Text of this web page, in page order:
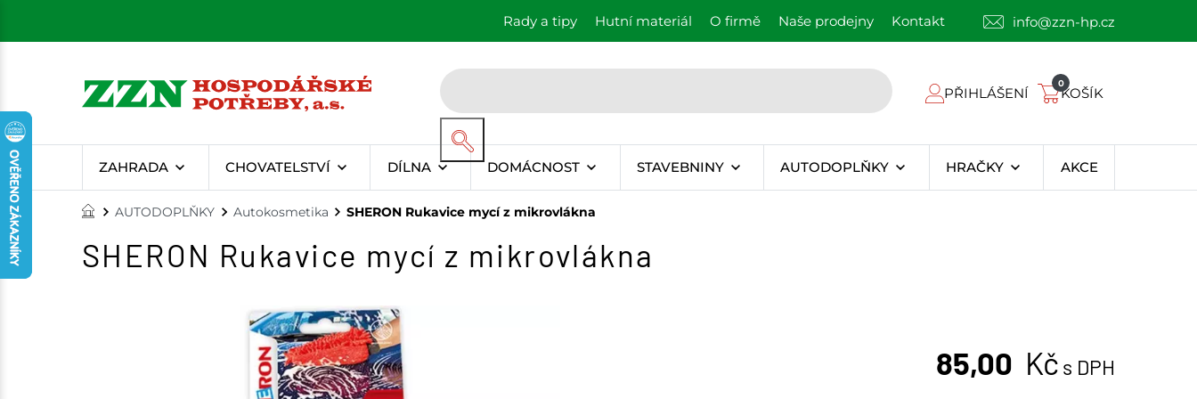
Rady a tipy Hutní materiál O firmě Naše prodejny Kontakt info@zzn-hp.cz
PŘIHLÁŠENÍ
0
KOŠÍK
ZAHRADA CHOVATELSTVÍ DÍLNA DOMÁCNOST STAVEBNINY AUTODOPLŇKY HRAČKY AKCE
AUTODOPLŇKY Autokosmetika SHERON Rukavice mycí z mikrovlákna
SHERON Rukavice mycí z mikrovlákna
85,00 Kč s DPH